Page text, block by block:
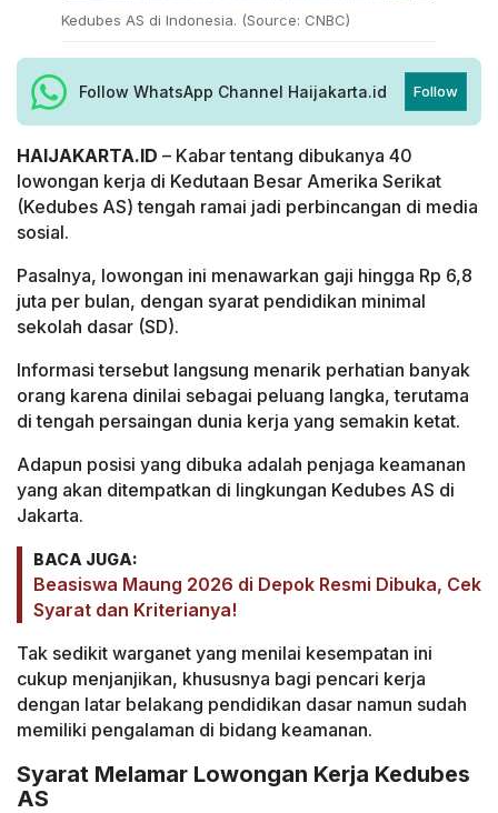
Kedubes AS di Indonesia. (Source: CNBC)
Follow WhatsApp Channel Haijakarta.id Follow
HAIJAKARTA.ID – Kabar tentang dibukanya 40
lowongan kerja di Kedutaan Besar Amerika Serikat
(Kedubes AS) tengah ramai jadi perbincangan di media
sosial.
Pasalnya, lowongan ini menawarkan gaji hingga Rp 6,8
juta per bulan, dengan syarat pendidikan minimal
sekolah dasar (SD).
Informasi tersebut langsung menarik perhatian banyak
orang karena dinilai sebagai peluang langka, terutama
di tengah persaingan dunia kerja yang semakin ketat.
Adapun posisi yang dibuka adalah penjaga keamanan
yang akan ditempatkan di lingkungan Kedubes AS di
Jakarta.
BACA JUGA:
Beasiswa Maung 2026 di Depok Resmi Dibuka, Cek
Syarat dan Kriterianya!
Tak sedikit warganet yang menilai kesempatan ini
cukup menjanjikan, khususnya bagi pencari kerja
dengan latar belakang pendidikan dasar namun sudah
memiliki pengalaman di bidang keamanan.
Syarat Melamar Lowongan Kerja Kedubes
AS